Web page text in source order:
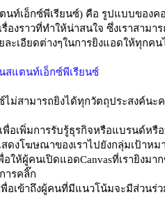
ท์เอ็กซ์พีเรียนซ์) คือ รูปแบบของ
องราวที่ทำให้น่าสนใจ ซึ่งเราสา
ะเอียดต่างๆในการยิงแอดให้ทุกค
สแตนท์เอ็กซ์พีเรียนซ์
ม่สามารถยิงได้ทุกวัตถุประสงค์น
อเพิ่มการรับรู้ธุรกิจหรือแบรนด์หรือ
สดงโฆษณาของเราไปยังกลุ่มเป้าห
ให้ผู้คนเปิดแอดCanvasที่เรายิงม
ารคลิ๊ก
อเข้าถึงผู้คนที่มีแนวโน้มจะมีส่วน